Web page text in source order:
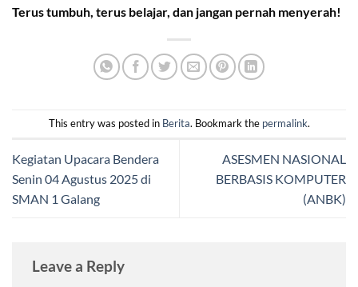
Terus tumbuh, terus belajar, dan jangan pernah menyerah!
This entry was posted in Berita. Bookmark the permalink.
Kegiatan Upacara Bendera
Senin 04 Agustus 2025 di
SMAN 1 Galang
ASESMEN NASIONAL
BERBASIS KOMPUTER
(ANBK)
Leave a Reply